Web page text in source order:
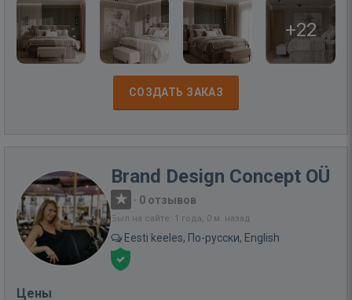
+22
СОЗДАТЬ ЗАКАЗ
Brand Design Concept OÜ
· 0 отзывов
Был на сайте: 1 года, 0 м. назад
Eesti keeles, По-русски, English
Цены